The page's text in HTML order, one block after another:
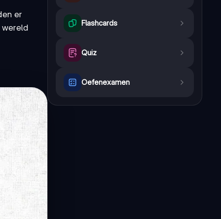
er
wereld
Flashcards
Quiz
Oefenexamen